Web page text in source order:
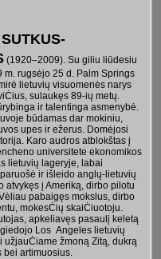
(1920–2009). Su giliu liūdesiu
m. rugsėjo 25 d. Palm Springs
lietuvių visuomenės narys
sulaukęs 89-ių metų.
ir talentinga asmenybė.
būdamas dar mokiniu,
upes ir ežerus. Domėjosi
Karo audros atblokštas į
universitete ekonomikos
lietuvių lageryje, labai
ir išleido anglų-lietuvių
atvykęs į Ameriką, dirbo pilotu
pabaigęs mokslus, dirbo
mokesĊių skaiĊiuotoju.
apkeliavęs pasaulį keletą
Los Angeles lietuvių
užjauĊiame žmoną Zitą, dukrą
bei artimuosius.